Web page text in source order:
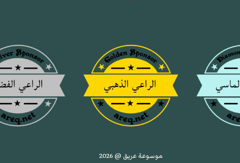
موسوعة عريق @ 2026